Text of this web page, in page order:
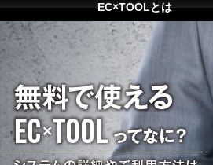
EC×TOOLとは